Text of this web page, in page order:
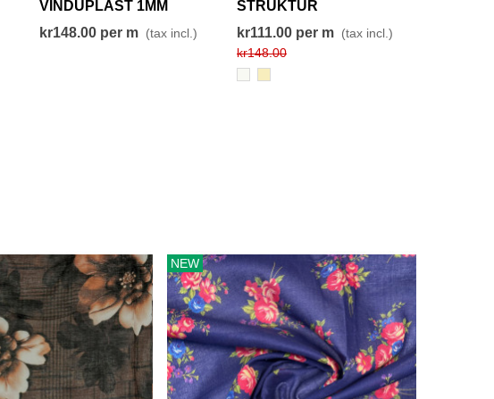
VINDUPLAST 1MM
kr148.00 per m (tax incl.)
STRUKTUR
kr111.00 per m (tax incl.)
kr148.00
NEW